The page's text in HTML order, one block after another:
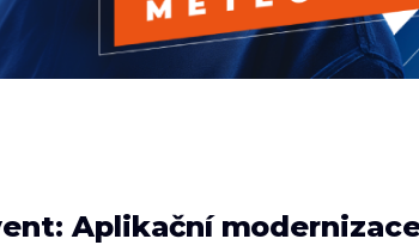
Aplikační